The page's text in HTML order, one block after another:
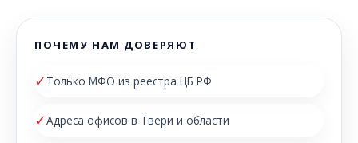
ПОЧЕМУ НАМ ДОВЕРЯЮТ
✓ Только МФО из реестра ЦБ РФ
✓Адреса офисов в Твери и области